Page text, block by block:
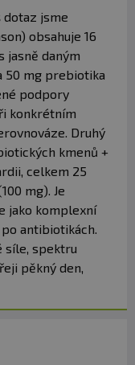
dotaz jsme
obsahuje 16
jasně daným
50 mg prebiotika
podpory
konkrétním
Druhý
kmenů +
celkem 25
mg). Je
jako komplexní
antibiotikách.
síle, spektru
pěkný den,